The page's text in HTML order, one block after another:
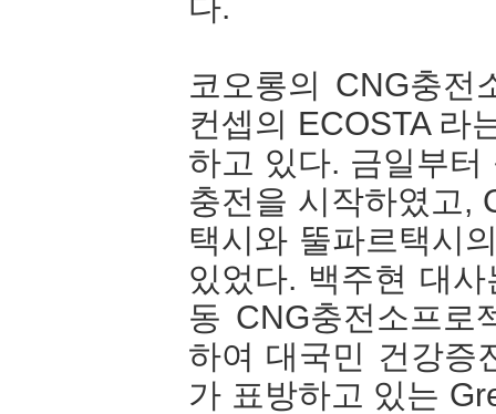
코오롱의 CNG충전
컨셉의 ECOSTA 라
하고 있다. 금일부
충전을 시작하였고,
택시와 뚤파르택시
있었다. 백주현 대
동 CNG충전소프로
하여 대국민 건강증
가 표방하고 있는